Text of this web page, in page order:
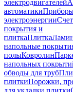
электродвигателей
автоматикиПриборы
электроэнергии
покрытия и
плиткаПлитка
напольные
полыКовролин
напольных
обводы для труб
плиткиПорожки,
для укладки плитки